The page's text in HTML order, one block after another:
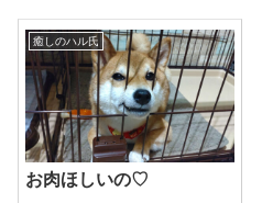
癒しのハル氏
お肉ほしいの♡